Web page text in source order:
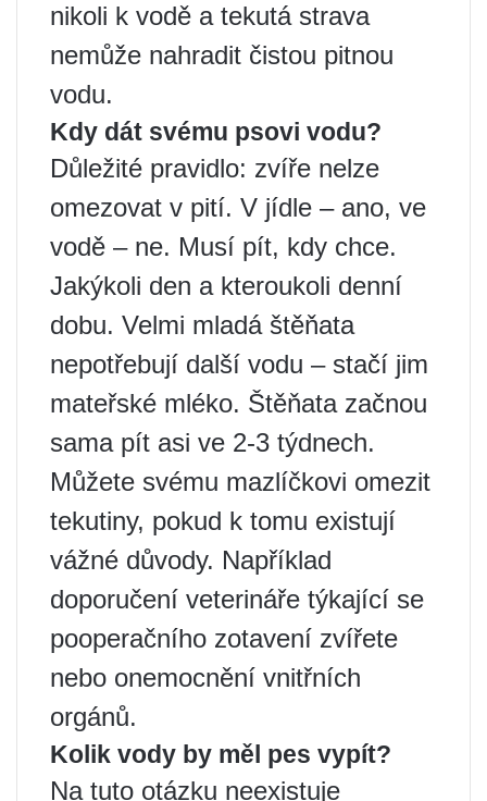
nikoli k vodě a tekutá strava
nemůže nahradit čistou pitnou
vodu.
Kdy dát svému psovi vodu?
Důležité pravidlo: zvíře nelze
omezovat v pití. V jídle – ano, ve
vodě – ne. Musí pít, kdy chce.
Jakýkoli den a kteroukoli denní
dobu. Velmi mladá štěňata
nepotřebují další vodu – stačí jim
mateřské mléko. Štěňata začnou
sama pít asi ve 2-3 týdnech.
Můžete svému mazlíčkovi omezit
tekutiny, pokud k tomu existují
vážné důvody. Například
doporučení veterináře týkající se
pooperačního zotavení zvířete
nebo onemocnění vnitřních
orgánů.
Kolik vody by měl pes vypít?
Na tuto otázku neexistuje